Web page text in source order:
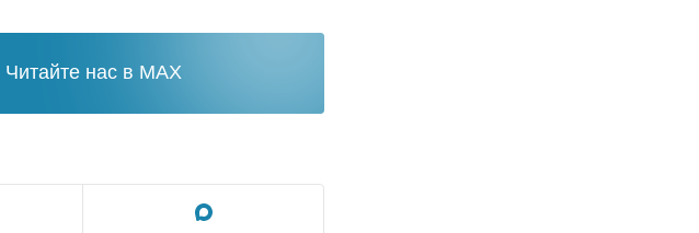
Читайте нас в MAX